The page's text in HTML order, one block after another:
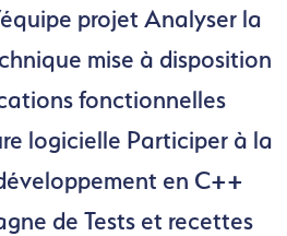
projet Analyser la
mise à disposition
fonctionnelles
logicielle Participer à la
en C++
de Tests et recettes